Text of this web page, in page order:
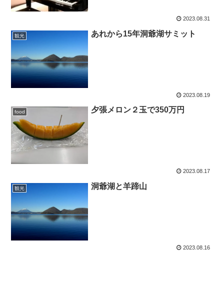
2023.08.31
観光 あれから15年洞爺湖サミット
2023.08.19
food 夕張メロン２玉で350万円
2023.08.17
観光 洞爺湖と羊蹄山
2023.08.16